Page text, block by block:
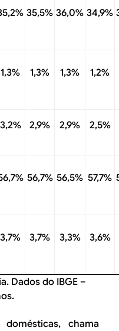
35,5% 36,0% 34,9%
1,3% 1,3% 1,3% 1,2%
3,2% 2,9% 2,9% 2,5%
56,7% 56,5% 57,7%
3,7% 3,7% 3,3% 3,6%
Dados do IBGE –
chama